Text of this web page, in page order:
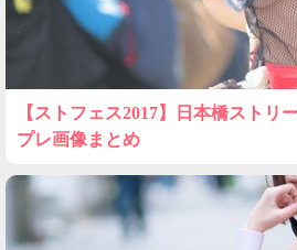
【ストフェス2017】日本橋ストリ
プレ画像まとめ